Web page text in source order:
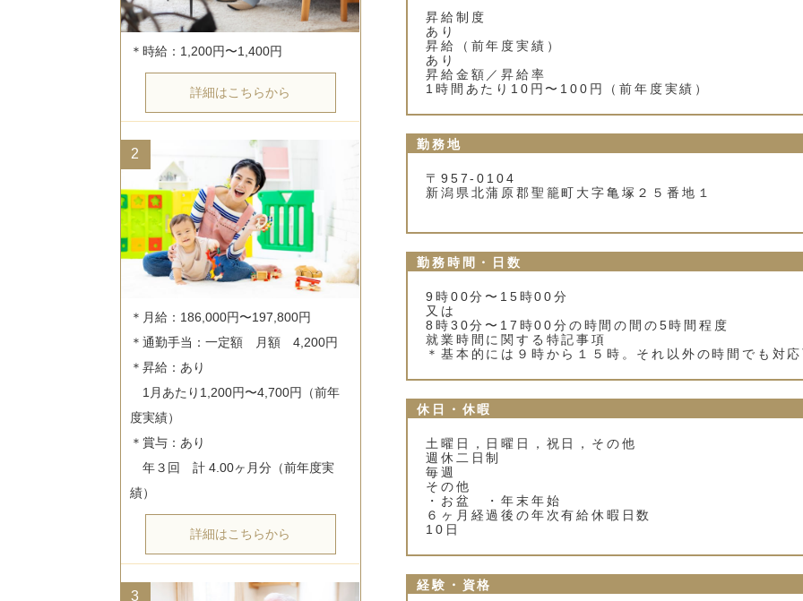
詳細はこちらから
2
＊月給：186,000円〜197,800円
＊通勤手当：一定額　月額　4,200円
＊昇給：あり
1月あたり1,200円〜4,700円（前年
度実績）
＊賞与：あり
年３回　計 4.00ヶ月分（前年度実
詳細はこちらから
3
昇給制度
あり
昇給（前年度実績）
あり
昇給金額／昇給率
1時間あたり10円〜100円（前年度実績）
勤務地
〒957-0104
新潟県北蒲原郡聖籠町大字亀塚２５番地１
勤務時間・日数
9時00分〜15時00分
又は
8時30分〜17時00分の時間の間の5時間程度
就業時間に関する特記事項
＊基本的には９時から１５時。それ以外の時間でも対
休日・休暇
土曜日，日曜日，祝日，その他
週休二日制
毎週
その他
・お盆 ・年末年始
６ヶ月経過後の年次有給休暇日数
10日
経験・資格